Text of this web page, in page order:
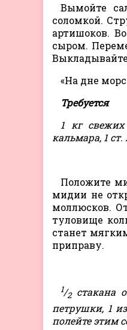
Вымойте
соломкой.
артишоков.
сыром.
Выкладывайте
«На дне
Требуется
1 кг
кальмара, 1
Положите
мидии не
моллюсков.
туловище
станет
приправу.
1/2стакана
петрушки, 1
полейте этим